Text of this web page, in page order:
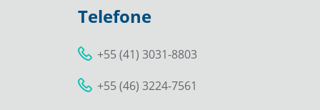
Telefone
+55 (41) 3031-8803
+55 (46) 3224-7561